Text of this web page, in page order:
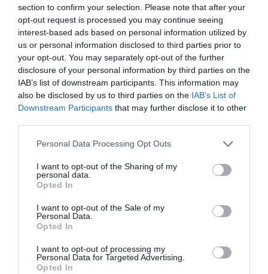
section to confirm your selection. Please note that after your
opt-out request is processed you may continue seeing
interest-based ads based on personal information utilized by
us or personal information disclosed to third parties prior to
your opt-out. You may separately opt-out of the further
disclosure of your personal information by third parties on the
IAB’s list of downstream participants. This information may
also be disclosed by us to third parties on the IAB’s List of
Downstream Participants that may further disclose it to other
Please note that this website/app uses one or more Google
not limited to your visit or usage behaviour. You may click to
grant or deny consent to Google and its third-party tags to
use your data for below specified purposes in below Google
consent section.
Personal Data Processing Opt Outs
I want to opt-out of the Sharing of my
personal data.
Opted In
I want to opt-out of the Sale of my
Personal Data.
Opted In
I want to opt-out of processing my
Personal Data for Targeted Advertising.
Opted In
Μουστάκα για την προσφορά του στην αποεράτωση του
Αγλιου Φιλίππου (φωτ. Εν Άνδρω).
Ακολούθησε παραδοσιακό τρατάρισμα στο καφέ Αύρα.
Μετά το παραδοσιακό γεύμα στου Σταμάτη.
Ακλούθησαν όλοι οι παρόντες επίσημοι. Οικοδεσπότης
Αγίου Φιλίππου πατέρας Νικόλαος. Η καλύτερη στιγμή